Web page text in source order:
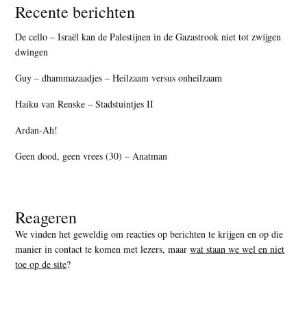
Recente berichten
De cello – Israël kan de Palestijnen in de Gazastrook niet tot zwijgen
dwingen
Guy – dhammazaadjes – Heilzaam versus onheilzaam
Haiku van Renske – Stadstuintjes II
Ardan-Ah!
Geen dood, geen vrees (30) – Anatman
Reageren
We vinden het geweldig om reacties op berichten te krijgen en op die
manier in contact te komen met lezers, maarwat staan we wel en niet
toe op de site?